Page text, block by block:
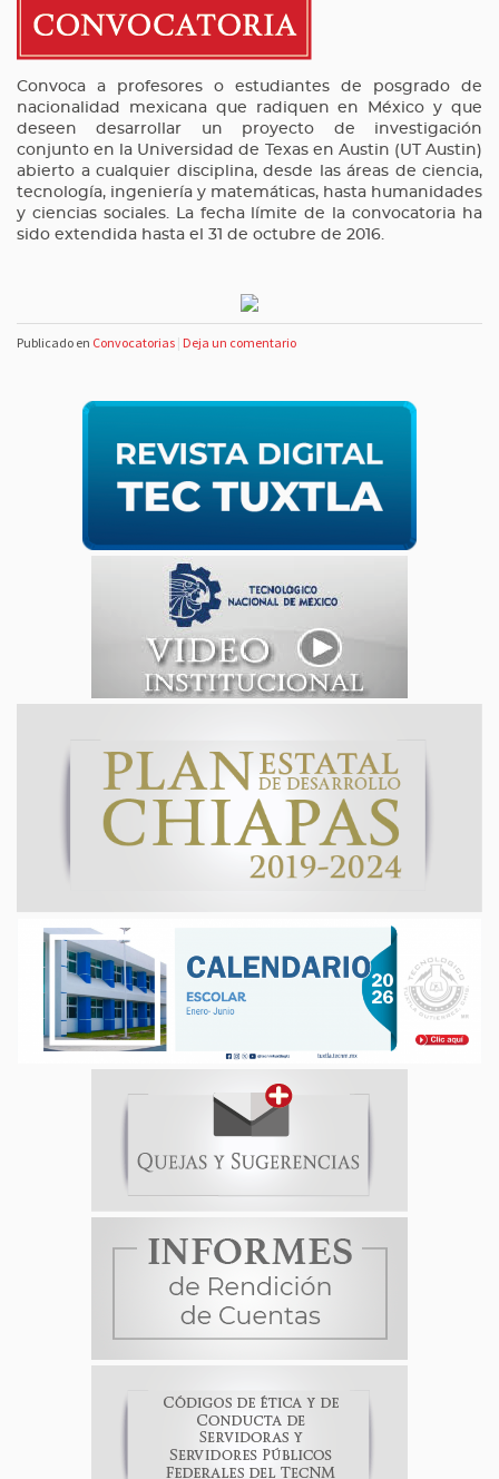
Convoca a profesores o estudiantes de posgrado de
nacionalidad mexicana que radiquen en México y que
deseen desarrollar un proyecto de investigación
conjunto en la Universidad de Texas en Austin (UT Austin)
abierto a cualquier disciplina, desde las áreas de ciencia,
tecnología, ingeniería y matemáticas, hasta humanidades
y ciencias sociales. La fecha límite de la convocatoria ha
sido extendida hasta el 31 de octubre de 2016.
Publicado en Convocatorias | Deja un comentario